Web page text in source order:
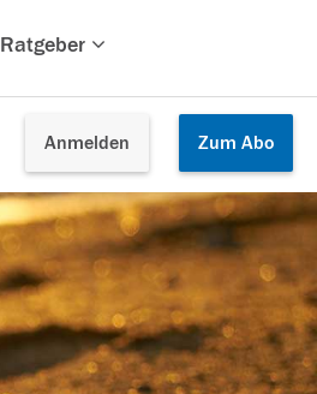
Ratgeber
Anmelden Zum Abo